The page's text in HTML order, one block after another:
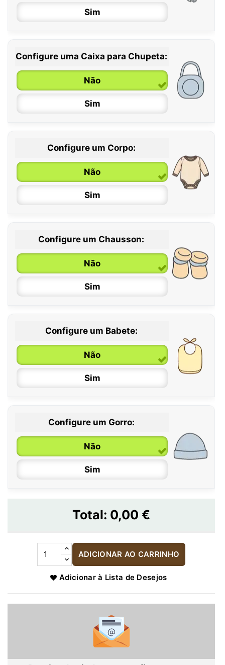
Sim
Configure uma Caixa para Chupeta:
Não
Sim
Configure um Corpo:
Não
Sim
0 / 6 meses
6 / 12 meses
12 / 18 meses
Configure um Chausson:
Não
Sim
Configure um Babete:
Não
Sim
Configure um Gorro:
Não
Sim
Total: 0,00 €
ADICIONAR AO CARRINHO
Adicionar à Lista de Desejos